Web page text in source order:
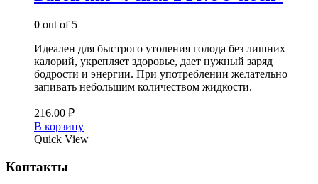
0 out of 5
Идеален для быстрого утоления голода без лишних
калорий, укрепляет здоровье, дает нужный заряд
бодрости и энергии. При употреблении желательно
запивать небольшим количеством жидкости.
216.00 ₽
В корзину
Quick View
Контакты